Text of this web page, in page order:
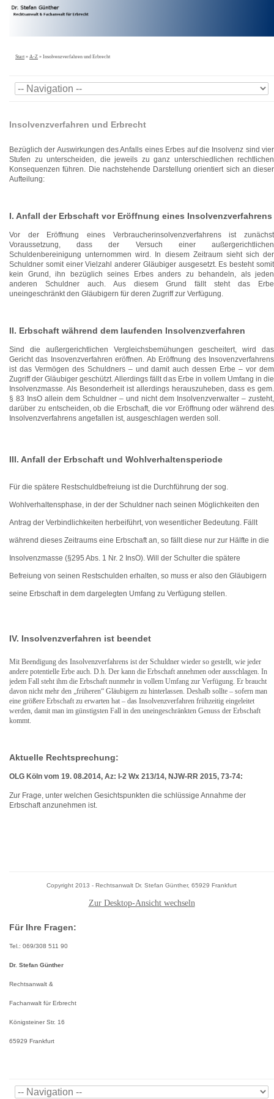
Start » A-Z » Insolvenzverfahren und Erbrecht
Insolvenzverfahren und Erbrecht
Bezüglich der Auswirkungen des Anfalls eines Erbes auf die Insolvenz sind vier
Stufen zu unterscheiden, die jeweils zu ganz unterschiedlichen rechtlichen
Konsequenzen führen. Die nachstehende Darstellung orientiert sich an dieser
Aufteilung:
I. Anfall der Erbschaft vor Eröffnung eines Insolvenzverfahrens
Vor der Eröffnung eines Verbraucherinsolvenzverfahrens ist zunächst
Voraussetzung, dass der Versuch einer außergerichtlichen
Schuldenbereinigung unternommen wird. In diesem Zeitraum sieht sich der
Schuldner somit einer Vielzahl anderer Gläubiger ausgesetzt. Es besteht somit
kein Grund, ihn bezüglich seines Erbes anders zu behandeln, als jeden
anderen Schuldner auch. Aus diesem Grund fällt steht das Erbe
uneingeschränkt den Gläubigern für deren Zugriff zur Verfügung.
II. Erbschaft während dem laufenden Insolvenzverfahren
Sind die außergerichtlichen Vergleichsbemühungen gescheitert, wird das
Gericht das Insovenzverfahren eröffnen. Ab Eröffnung des Insovenzverfahrens
ist das Vermögen des Schuldners – und damit auch dessen Erbe – vor dem
Zugriff der Gläubiger geschützt. Allerdings fällt das Erbe in vollem Umfang in die
Insolvenzmasse. Als Besonderheit ist allerdings herauszuheben, dass es gem.
§ 83 InsO allein dem Schuldner – und nicht dem Insolvenzverwalter – zusteht,
darüber zu entscheiden, ob die Erbschaft, die vor Eröffnung oder während des
Insolvenzverfahrens angefallen ist, ausgeschlagen werden soll.
III. Anfall der Erbschaft und Wohlverhaltensperiode
Für die spätere Restschuldbefreiung ist die Durchführung der sog.
Wohlverhaltensphase, in der der Schuldner nach seinen Möglichkeiten den
Antrag der Verbindlichkeiten herbeiführt, von wesentlicher Bedeutung. Fällt
während dieses Zeitraums eine Erbschaft an, so fällt diese nur zur Hälfte in die
Insolvenzmasse (§295 Abs. 1 Nr. 2 InsO). Will der Schulter die spätere
Befreiung von seinen Restschulden erhalten, so muss er also den Gläubigern
seine Erbschaft in dem dargelegten Umfang zu Verfügung stellen.
IV. Insolvenzverfahren ist beendet
Mit Beendigung des Insolvenzverfahrens ist der Schuldner wieder so gestellt, wie jeder
andere potentielle Erbe auch. D.h. Der kann die Erbschaft annehmen oder ausschlagen. In
jedem Fall steht ihm die Erbschaft nunmehr in vollem Umfang zur Verfügung. Er braucht
davon nicht mehr den „früheren“ Gläubigern zu hinterlassen. Deshalb sollte – sofern man
eine größere Erbschaft zu erwarten hat – das Insolvenzverfahren frühzeitig eingeleitet
werden, damit man im günstigsten Fall in den uneingeschränkten Genuss der Erbschaft
kommt.
Aktuelle Rechtsprechung:
OLG Köln vom 19. 08.2014, Az: I-2 Wx 213/14, NJW-RR 2015, 73-74:
Zur Frage, unter welchen Gesichtspunkten die schlüssige Annahme der
Erbschaft anzunehmen ist.
Copyright 2013 - Rechtsanwalt Dr. Stefan Günther, 65929 Frankfurt
Zur Desktop-Ansicht wechseln
Für Ihre Fragen:
Tel.: 069/308 511 90
Dr. Stefan Günther
Rechtsanwalt &
Fachanwalt für Erbrecht
Königsteiner Str. 16
65929 Frankfurt